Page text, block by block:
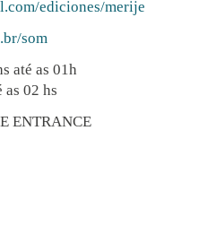
ediciones/merije
som
até as 01h
as 02 hs
ENTRANCE